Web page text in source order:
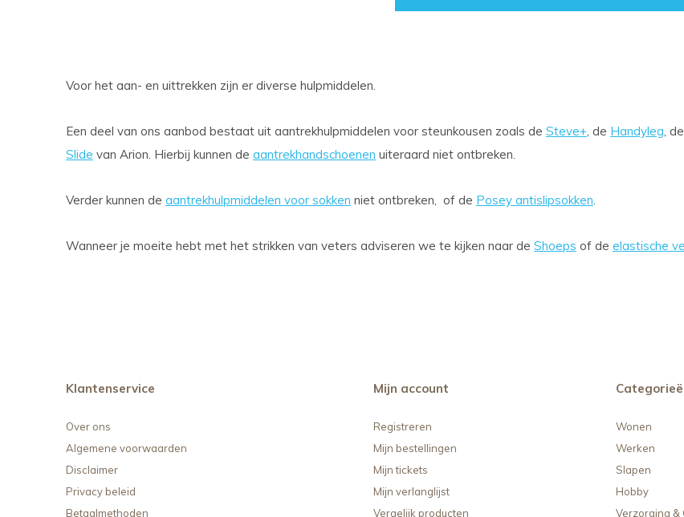
Voor het aan- en uittrekken zijn er diverse hulpmiddelen.
Een deel van ons aanbod bestaat uit aantrekhulpmiddelen voor steunkousen zoals de Steve+, de Handyleg, de
Slide van Arion. Hierbij kunnen de aantrekhandschoenen uiteraard niet ontbreken.
Verder kunnen de aantrekhulpmiddelen voor sokken niet ontbreken, of de Posey antislipsokken.
Wanneer je moeite hebt met het strikken van veters adviseren we te kijken naar de Shoeps of de elastische
Klantenservice
Over ons
Algemene voorwaarden
Disclaimer
Privacy beleid
Betaalmethoden
Mijn account
Registreren
Mijn bestellingen
Mijn tickets
Mijn verlanglijst
Vergelijk producten
Wonen
Werken
Slapen
Hobby
Verzorging &